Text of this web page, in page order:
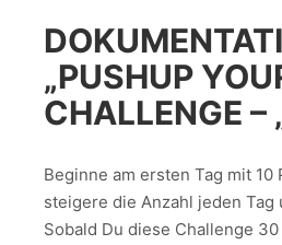
„PUSHUP
CHALLENGE –
Beginne am ersten Tag mit 10
steigere die Anzahl jeden Tag
Sobald Du diese Challenge